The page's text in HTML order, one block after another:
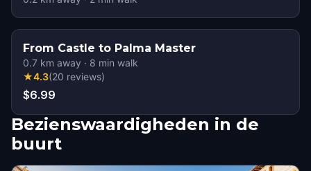
From Castle to Palma Master
0.7 km away · 8 min walk
★4.3(20 reviews)
$6.99
Bezienswaardigheden in de
buurt